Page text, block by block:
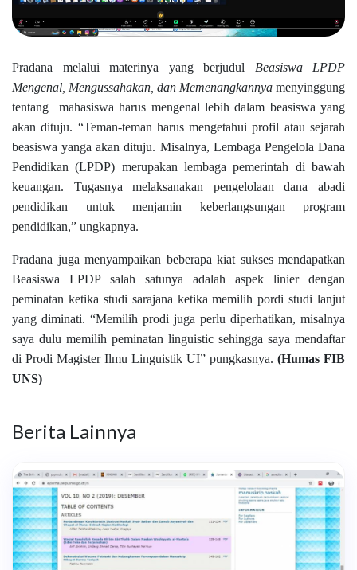
Pradana melalui materinya yang berjudul Beasiswa LPDP
Mengenal, Mengussahakan, dan Memenangkannya menyinggung
tentang
mahasiswa harus mengenal lebih dalam beasiswa yang
akan dituju. “Teman-teman harus mengetahui profil atau sejarah
beasiswa yanga akan dituju. Misalnya, Lembaga Pengelola Dana
Pendidikan (LPDP) merupakan lembaga pemerintah di bawah
keuangan. Tugasnya melaksanakan pengelolaan dana abadi
pendidikan untuk menjamin keberlangsungan program
pendidikan,” ungkapnya.
Pradana juga menyampaikan beberapa kiat sukses mendapatkan
Beasiswa LPDP salah satunya adalah aspek linier dengan
peminatan ketika studi sarajana ketika memilih pordi studi lanjut
yang diminati. “Memilih prodi juga perlu diperhatikan, misalnya
saya dulu memilih peminatan linguistic sehingga saya mendaftar
di Prodi Magister Ilmu Linguistik UI” pungkasnya. (Humas FIB
UNS)
Berita Lainnya